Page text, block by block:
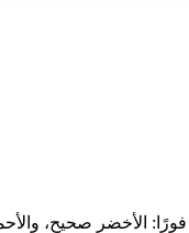
الأخضر صحيح،